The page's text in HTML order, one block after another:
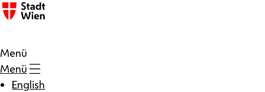
Zum Inhalt
Menü
Menü
English